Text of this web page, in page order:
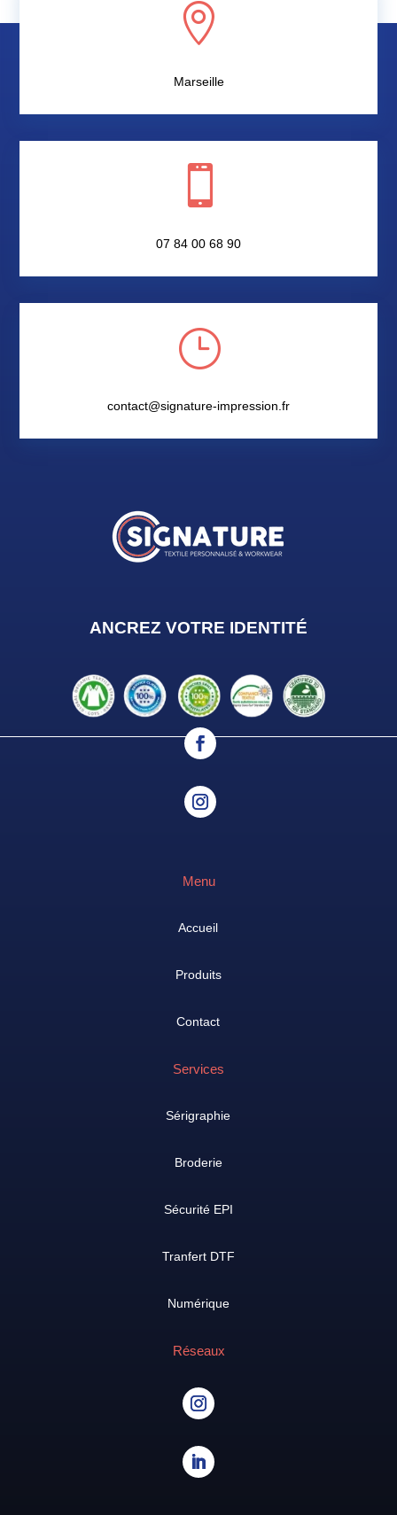

Marseille

07 84 00 68 90
}
contact@signature-impression.fr
ANCREZ VOTRE IDENTITÉ
Menu
Accueil
Produits
Contact
Services
Sérigraphie
Broderie
Sécurité EPI
Tranfert DTF
Numérique
Réseaux